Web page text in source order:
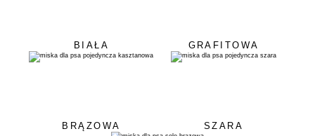
BIAŁA GRAFITOWA
BRĄZOWA SZARA